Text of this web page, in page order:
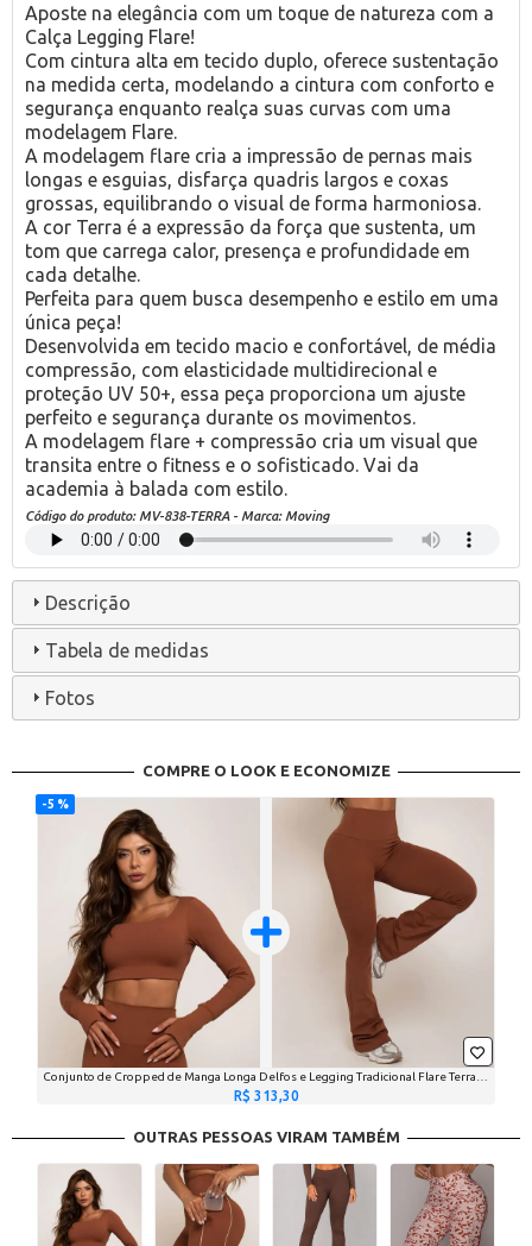
Aposte na elegância com um toque de natureza com a
Calça Legging Flare!
Com cintura alta em tecido duplo, oferece sustentação
na medida certa, modelando a cintura com conforto e
segurança enquanto realça suas curvas com uma
modelagem Flare.
A modelagem flare cria a impressão de pernas mais
longas e esguias, disfarça quadris largos e coxas
grossas, equilibrando o visual de forma harmoniosa.
A cor Terra é a expressão da força que sustenta, um
tom que carrega calor, presença e profundidade em
cada detalhe.
Perfeita para quem busca desempenho e estilo em uma
única peça!
Desenvolvida em tecido macio e confortável, de média
compressão, com elasticidade multidirecional e
proteção UV 50+, essa peça proporciona um ajuste
perfeito e segurança durante os movimentos.
A modelagem flare + compressão cria um visual que
transita entre o fitness e o sofisticado. Vai da
academia à balada com estilo.
Código do produto: MV-838-TERRA- Marca: Moving
Descrição
Tabela de medidas
Fotos
COMPRE O LOOK E ECONOMIZE
5 %
R$ 313,30
OUTRAS PESSOAS VIRAM TAMBÉM